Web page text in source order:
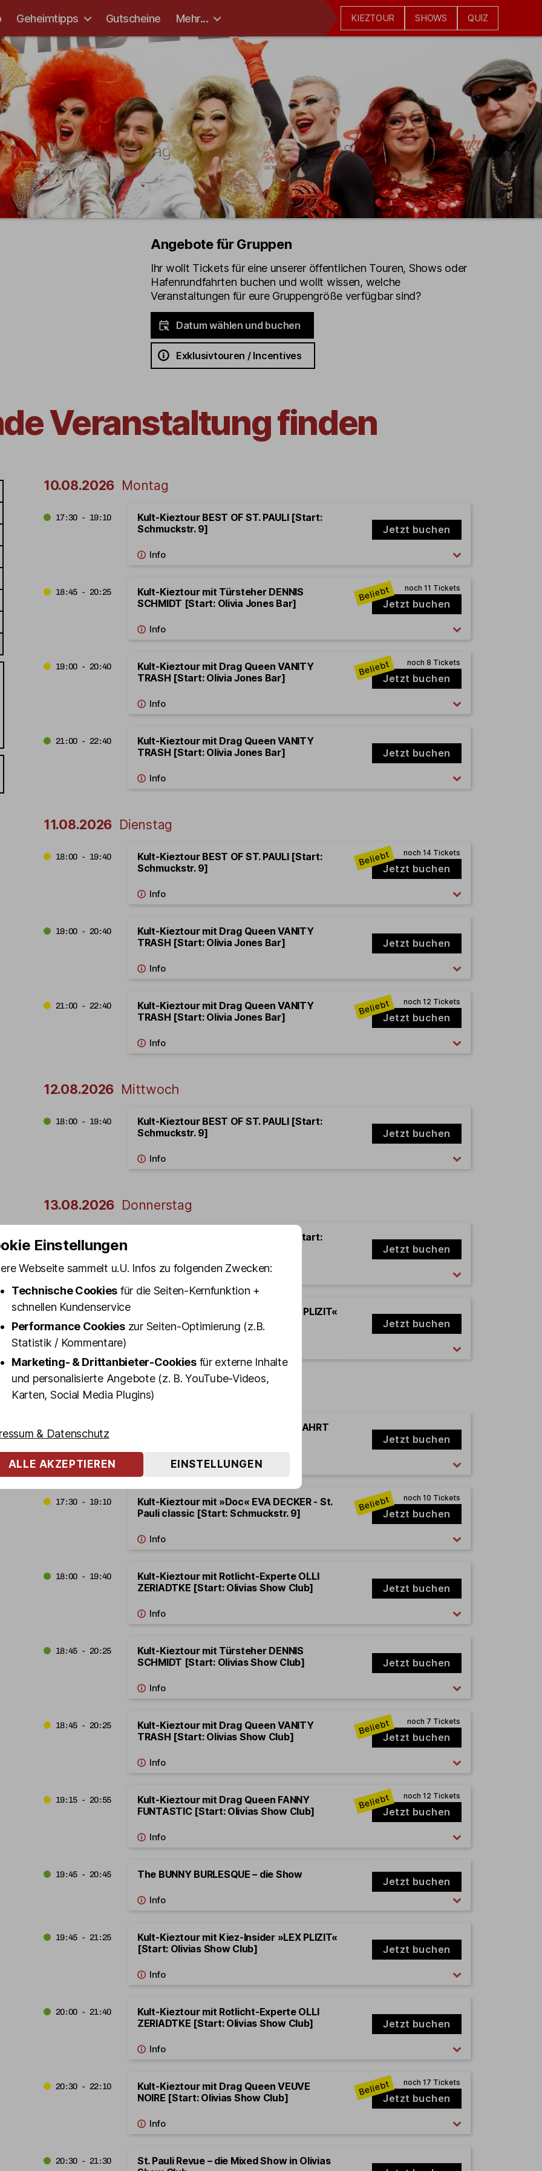
Geheimtipps Gutscheine Mehr... KIEZTOUR SHOWS QUIZ
Angebote für Gruppen
Ihr wollt Tickets für eine unserer öffentlichen Touren, Shows oder
Hafenrundfahrten buchen und wollt wissen, welche
Veranstaltungen für eure Gruppengröße verfügbar sind?
Datum wählen und buchen
Exklusivtouren / Incentives
Veranstaltung finden
10.08.2026 Montag
17:30 - 19:10
Kult-Kieztour BEST OF ST. PAULI [Start:
Schmuckstr. 9]
Jetzt buchen
18:45 - 20:25
Kult-Kieztour mit Türsteher DENNIS
SCHMIDT [Start: Olivia Jones Bar]
Jetzt buchen
19:00 - 20:40
Kult-Kieztour mit Drag Queen VANITY
TRASH [Start: Olivia Jones Bar]
Jetzt buchen
21:00 - 22:40
Kult-Kieztour mit Drag Queen VANITY
TRASH [Start: Olivia Jones Bar]
Jetzt buchen
11.08.2026 Dienstag
18:00 - 19:40
Kult-Kieztour BEST OF ST. PAULI [Start:
Schmuckstr. 9]
Jetzt buchen
19:00 - 20:40
Kult-Kieztour mit Drag Queen VANITY
TRASH [Start: Olivia Jones Bar]
Jetzt buchen
21:00 - 22:40
Kult-Kieztour mit Drag Queen VANITY
TRASH [Start: Olivia Jones Bar]
Jetzt buchen
12.08.2026 Mittwoch
18:00 - 19:40
Kult-Kieztour BEST OF ST. PAULI [Start:
Schmuckstr. 9]
Jetzt buchen
13.08.2026 Donnerstag
Kult-Kieztour BEST OF ST. PAULI [Start:
Jetzt buchen
19:15 - 20:55
Kult-Kieztour mit Kiez-Insider »LEX PLIZIT«
[Start: Olivia Jones Bar]
Jetzt buchen
14.08.2026 Freitag
15:00 - 16:40
Kult-Kieztour mit Koberer FABIAN ZAHRT
Jetzt buchen
17:30 - 19:10
Kult-Kieztour mit »Doc« EVA DECKER - St.
Pauli classic [Start: Schmuckstr. 9]
Jetzt buchen
18:00 - 19:40
Kult-Kieztour mit Rotlicht-Experte OLLI
ZERIADTKE [Start: Olivias Show Club]
Jetzt buchen
18:45 - 20:25
Kult-Kieztour mit Türsteher DENNIS
SCHMIDT [Start: Olivias Show Club]
Jetzt buchen
18:45 - 20:25
Kult-Kieztour mit Drag Queen VANITY
TRASH [Start: Olivias Show Club]
Jetzt buchen
19:15 - 20:55
Kult-Kieztour mit Drag Queen FANNY
FUNTASTIC [Start: Olivias Show Club]
Jetzt buchen
19:45 - 20:45 The BUNNY BURLESQUE – die Show
Jetzt buchen
19:45 - 21:25
Kult-Kieztour mit Kiez-Insider »LEX PLIZIT«
[Start: Olivias Show Club]
Jetzt buchen
20:00 - 21:40
Kult-Kieztour mit Rotlicht-Experte OLLI
ZERIADTKE [Start: Olivias Show Club]
Jetzt buchen
20:30 - 22:10
Kult-Kieztour mit Drag Queen VEUVE
NOIRE [Start: Olivias Show Club]
Jetzt buchen
20:30 - 21:30
St. Pauli Revue – die Mixed Show in Olivias
Einstellungen
Webseite sammelt u.U. Infos zu folgenden Zwecken:
Technische Cookies für die Seiten-Kernfunktion +
schnellen Kundenservice
Performance Cookieszur Seiten-Optimierung (z.B.
Statistik / Kommentare)
Marketing- & Drittanbieter-Cookiesfür externe Inhalte
und personalisierte Angebote (z. B. YouTube-Videos,
Karten, Social Media Plugins)
& Datenschutz
ALLE AKZEPTIEREN EINSTELLUNGEN